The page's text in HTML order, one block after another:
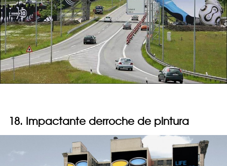
18. Impactante derroche de pintura